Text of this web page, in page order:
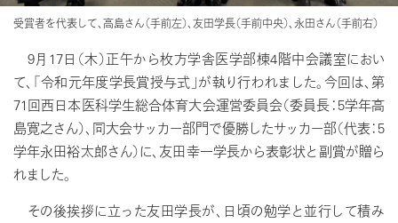
受賞者を代表して、高島さん（手前左）、友田学長（手前中央）、永田さん（手前右）
9月17日（木）正午から枚方学舎医学部棟4階中会議室におい
て、「令和元年度学長賞授与式」が執り行われました。今回は、第
71回西日本医科学生総合体育大会運営委員会（委員長：5学年高
島寛之さん）、同大会サッカー部門で優勝したサッカー部（代表：5
学年永田裕太郎さん）に、友田幸一学長から表彰状と副賞が贈ら
れました。
その後挨拶に立った友田学長が、日頃の勉学と並行して積み